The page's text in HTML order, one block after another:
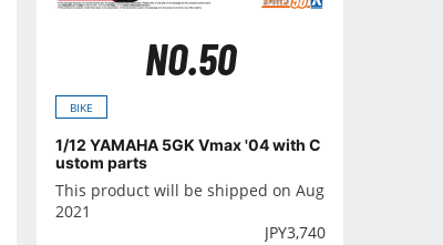
NO.50
BIKE
1/12 YAMAHA 5GK Vmax '04 with C
ustom parts
This product will be shipped on Aug
2021
JPY3,740